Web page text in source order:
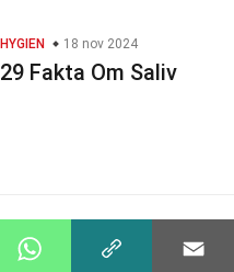
HYGIEN 18 nov 2024
29 Fakta Om Saliv